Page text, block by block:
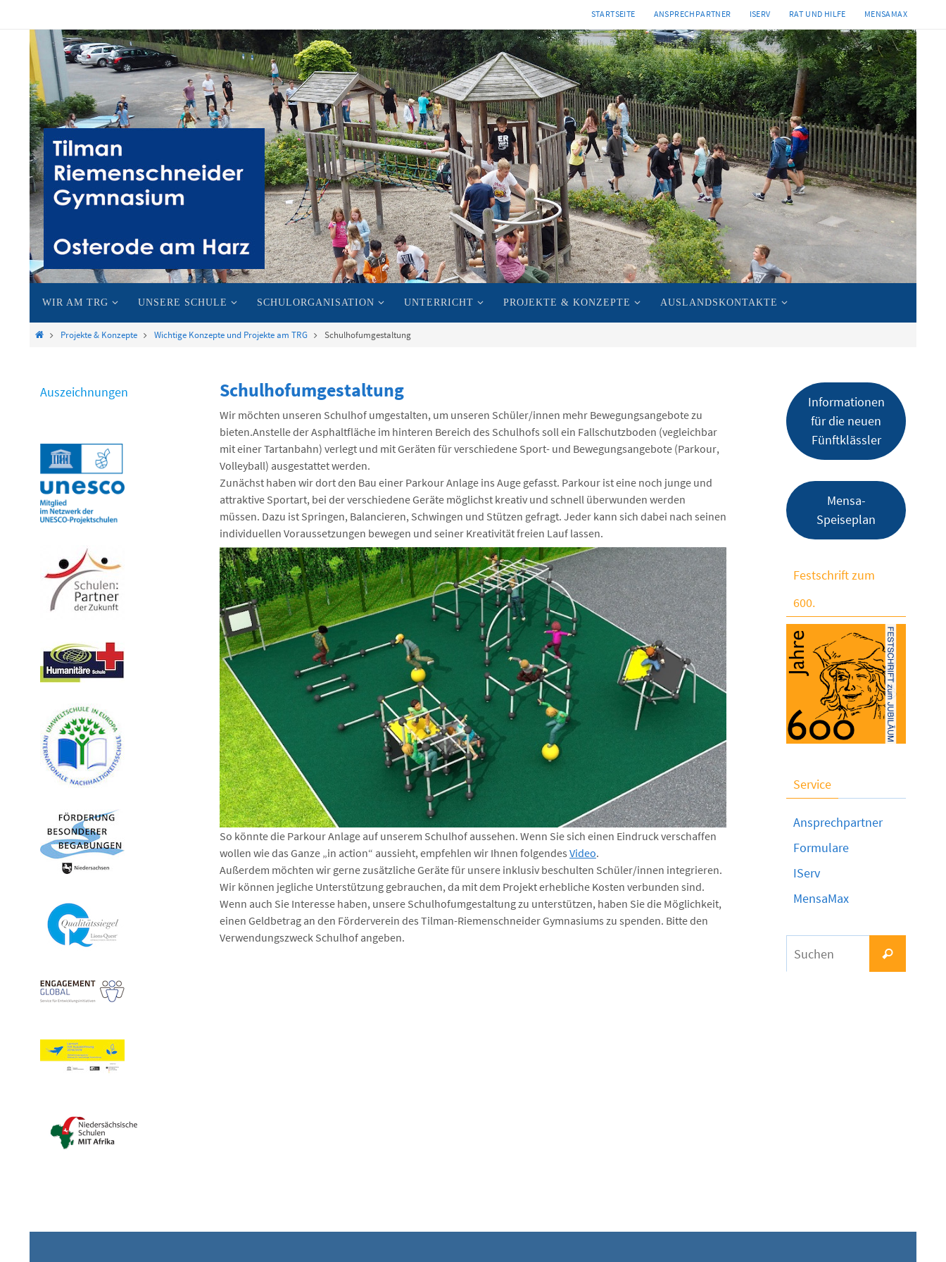
springen
STARTSEITE ANSPRECHPARTNER ISERV RAT UND HILFE MENSAMAX
Inhalt
WIR AM TRG UNSERE SCHULE SCHULORGANISATION UNTERRICHT PROJEKTE & KONZEPTE AUSLANDSKONTAKTE
StartProjekte & Konzepte Wichtige Konzepte und Projekte am TRG Schulhofumgestaltung
Schulhofumgestaltung
Wir möchten unseren Schulhof umgestalten, um unseren Schüler/innen mehr Bewegungsangebote zu
bieten.Anstelle der Asphaltfläche im hinteren Bereich des Schulhofs soll ein Fallschutzboden (vegleichbar
mit einer Tartanbahn) verlegt und mit Geräten für verschiedene Sport- und Bewegungsangebote (Parkour,
Volleyball) ausgestattet werden.
Zunächst haben wir dort den Bau einer Parkour Anlage ins Auge gefasst. Parkour ist eine noch junge und
attraktive Sportart, bei der verschiedene Geräte möglichst kreativ und schnell überwunden werden
müssen. Dazu ist Springen, Balancieren, Schwingen und Stützen gefragt. Jeder kann sich dabei nach seinen
individuellen Voraussetzungen bewegen und seiner Kreativität freien Lauf lassen.
So könnte die Parkour Anlage auf unserem Schulhof aussehen. Wenn Sie sich einen Eindruck verschaffen
wollen wie das Ganze „in action“ aussieht, empfehlen wir Ihnen folgendes Video.
Außerdem möchten wir gerne zusätzliche Geräte für unsere inklusiv beschulten Schüler/innen integrieren.
Wir können jegliche Unterstützung gebrauchen, da mit dem Projekt erhebliche Kosten verbunden sind.
Wenn auch Sie Interesse haben, unsere Schulhofumgestaltung zu unterstützen, haben Sie die Möglichkeit,
einen Geldbetrag an den Förderverein des Tilman-Riemenschneider Gymnasiums zu spenden. Bitte den
Verwendungszweck Schulhof angeben.
Auszeichnungen
Informationen
für die neuen
Fünftklässler
Mensa-
Speiseplan
Festschrift zum
600.
Service
Ansprechpartner
Formulare
IServ
MensaMax
Suchen